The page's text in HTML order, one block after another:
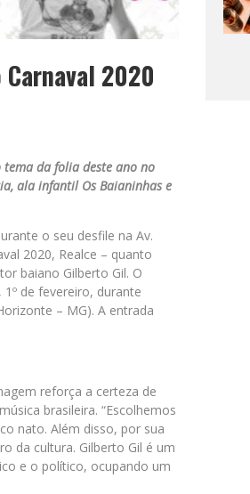
2020
tema da folia deste ano no
ala infantil Os Baianinhas e
o seu desfile na Av.
2020, Realce – quanto
baiano Gilberto Gil. O
de fevereiro, durante
– MG). A entrada
reforça a certeza de
brasileira. “Escolhemos
nato. Além disso, por sua
da cultura. Gilberto Gil é um
e o político, ocupando um